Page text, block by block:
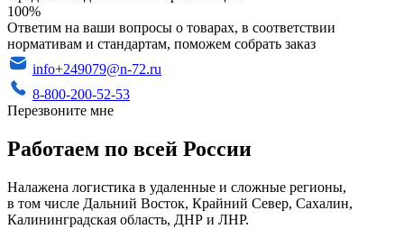
100%
Ответим на ваши вопросы о товарах, в соответствии
нормативам и стандартам, поможем собрать заказ
info+249079@n-72.ru
8-800-200-52-53
Перезвоните мне
Работаем по всей России
Налажена логистика в удаленные и сложные регионы,
в том числе Дальний Восток, Крайний Север, Сахалин,
Калининградская область, ДНР и ЛНР.